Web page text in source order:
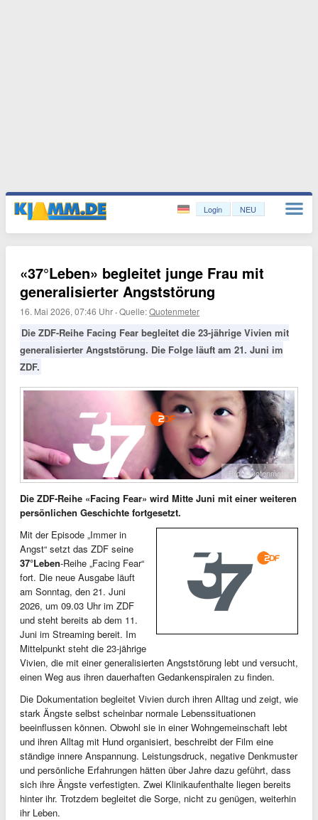
Login NEU
«37°Leben» begleitet junge Frau mit
generalisierter Angststörung
16. Mai 2026, 07:46 Uhr ·Quelle:Quotenmeter
Die ZDF-Reihe Facing Fear begleitet die 23-jährige Vivien mit
generalisierter Angststörung. Die Folge läuft am 21. Juni im
ZDF.
Bild: Quotenmeter
Die ZDF-Reihe «Facing Fear» wird Mitte Juni mit einer weiteren
persönlichen Geschichte fortgesetzt.
Mit der Episode „Immer in
Angst“ setzt das ZDF seine
37°Leben-Reihe „Facing Fear“
fort. Die neue Ausgabe läuft
am Sonntag, den 21. Juni
2026, um 09.03 Uhr im ZDF
und steht bereits ab dem 11.
Juni im Streaming bereit. Im
Mittelpunkt steht die 23-jährige
Vivien, die mit einer generalisierten Angststörung lebt und versucht,
einen Weg aus ihren dauerhaften Gedankenspiralen zu finden.
Die Dokumentation begleitet Vivien durch ihren Alltag und zeigt, wie
stark Ängste selbst scheinbar normale Lebenssituationen
beeinflussen können. Obwohl sie in einer Wohngemeinschaft lebt
und ihren Alltag mit Hund organisiert, beschreibt der Film eine
ständige innere Anspannung. Leistungsdruck, negative Denkmuster
und persönliche Erfahrungen hätten über Jahre dazu geführt, dass
sich ihre Ängste verfestigten. Zwei Klinikaufenthalte liegen bereits
hinter ihr. Trotzdem begleitet die Sorge, nicht zu genügen, weiterhin
ihr Leben.